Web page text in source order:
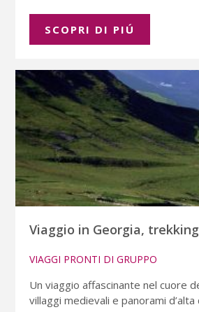
SCOPRI DI PIÚ
Viaggio in Georgia,
VIAGGI PRONTI DI GRUPPO
Un viaggio affascinante nel cuore
villaggi medievali e panorami d’alta